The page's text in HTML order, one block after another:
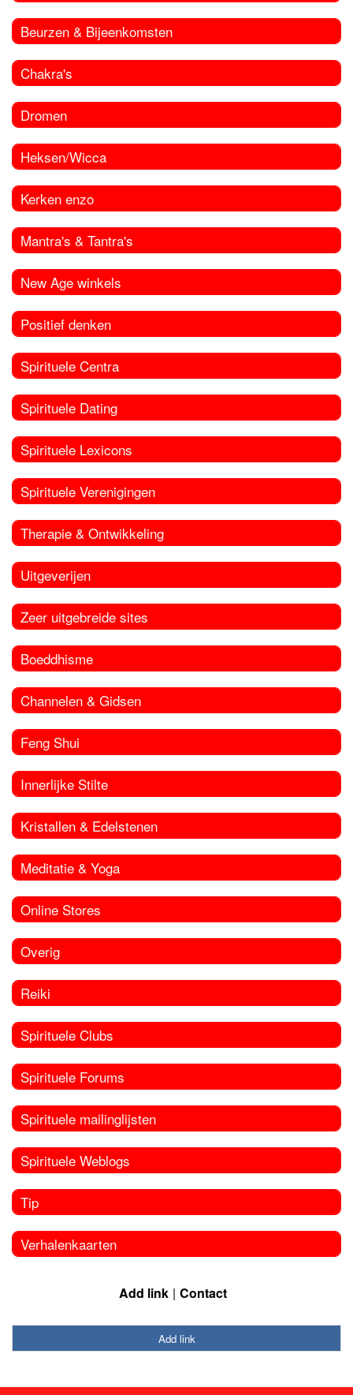
Beurzen & Bijeenkomsten
Chakra's
Dromen
Heksen/Wicca
Kerken enzo
Mantra's & Tantra's
New Age winkels
Positief denken
Spirituele Centra
Spirituele Dating
Spirituele Lexicons
Spirituele Verenigingen
Therapie & Ontwikkeling
Uitgeverijen
Zeer uitgebreide sites
Boeddhisme
Channelen & Gidsen
Feng Shui
Innerlijke Stilte
Kristallen & Edelstenen
Meditatie & Yoga
Online Stores
Overig
Reiki
Spirituele Clubs
Spirituele Forums
Spirituele mailinglijsten
Spirituele Weblogs
Tip
Verhalenkaarten
Add link Contact
Add link